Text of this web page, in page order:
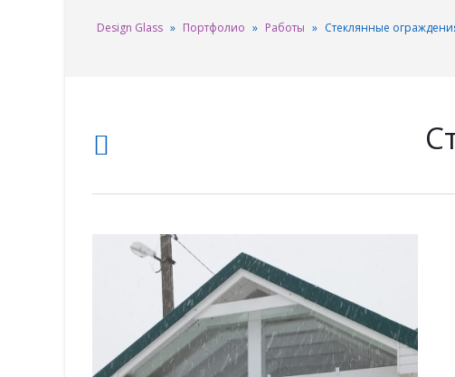
Design Glass » Портфолио » Работы » Стеклянные